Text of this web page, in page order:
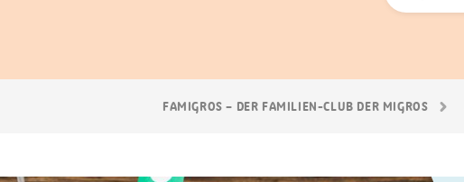
FAMIGROS – DER FAMILIEN-CLUB DER MIGROS